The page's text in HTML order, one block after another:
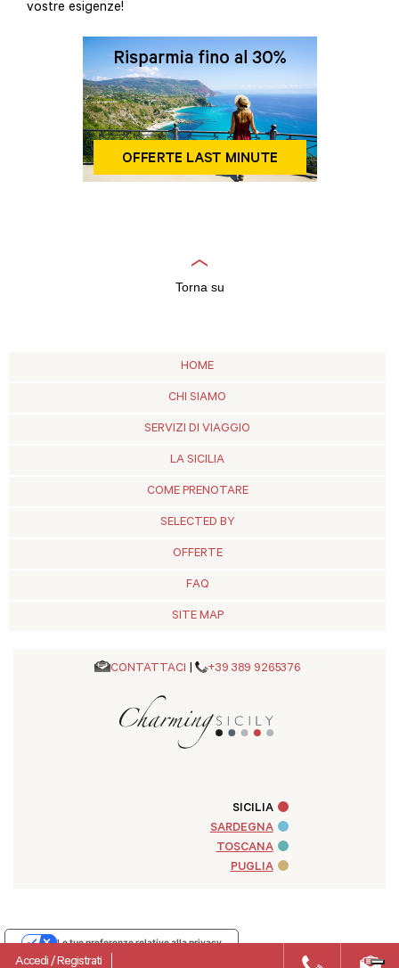
vostre esigenze!
Torna su
HOME
CHI SIAMO
SERVIZI DI VIAGGIO
LA SICILIA
COME PRENOTARE
SELECTED BY
OFFERTE
FAQ
SITE MAP
CONTATTACI +39 389 9265376
SICILIA
SARDEGNA
TOSCANA
PUGLIA
Accedi/Registrati
Informativa sulla raccolta
Le tue preferenze relative alla privacy